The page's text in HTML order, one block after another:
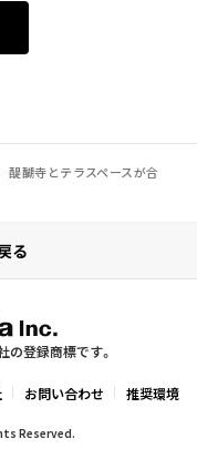
醍醐寺とテラスペースが合
る
登録商標です。
お問い合わせ 推奨環境
Reserved.